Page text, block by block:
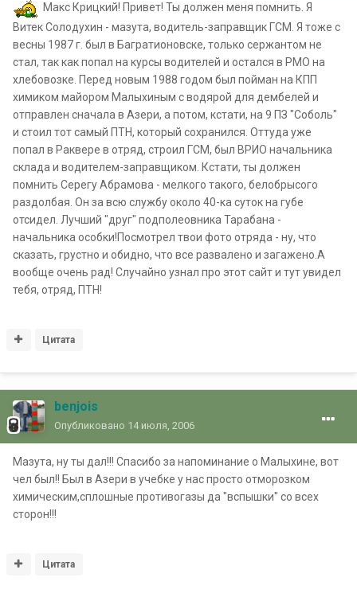
Макс Крицкий! Привет! Ты должен меня помнить. Я
Витек Солодухин - мазута, водитель-заправщик ГСМ. Я тоже с
весны 1987 г. был в Багратионовске, только сержантом не
стал, так как попал на курсы водителей и остался в РМО на
хлебовозке. Перед новым 1988 годом был пойман на КПП
химиком майором Малыхиным с водярой для дембелей и
отправлен сначала в Азери, а потом, кстати, на 9 ПЗ "Соболь"
и стоил тот самый ПТН, который сохранился. Оттуда уже
попал в Раквере в отряд, строил ГСМ, был ВРИО начальника
склада и водителем-заправщиком. Кстати, ты должен
помнить Серегу Абрамова - мелкого такого, белобрысого
раздолбая. Он за всю службу около 40-ка суток на губе
отсидел. Лучший "друг" подполеовника Тарабана -
начальника особки!Посмотрел твои фото отряда - ну, что
сказать, грустно и обидно, что все развалено и загажено.А
вообще очень рад! Случайно узнал про этот сайт и тут увидел
тебя, отряд, ПТН!
Цитата
benjois
Опубликовано 14 июля, 2006
Мазута, ну ты дал!!! Спасибо за напоминание о Малыхине, вот
чел был!! Был в Азери в учебке у нас просто отморозком
химическим,сплошные противогазы да "вспышки" со всех
сторон!!!
Цитата